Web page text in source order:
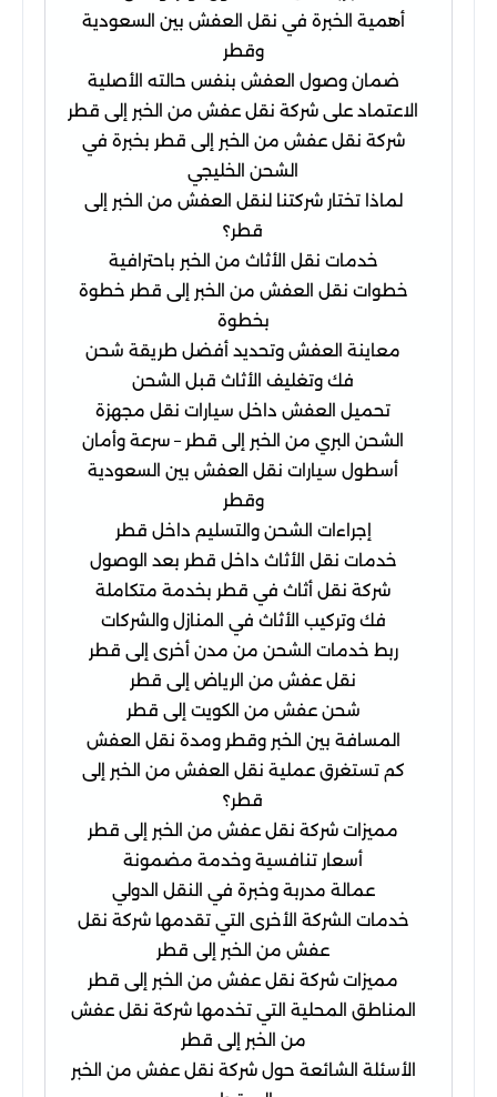
أهمية الخبرة في نقل العفش بين السعودية
وقطر
ضمان وصول العفش بنفس حالته الأصلية
الاعتماد على شركة نقل عفش من الخبر إلى قطر
شركة نقل عفش من الخبر إلى قطر بخبرة في
الشحن الخليجي
لماذا تختار شركتنا لنقل العفش من الخبر إلى
قطر؟
خدمات نقل الأثاث من الخبر باحترافية
خطوات نقل العفش من الخبر إلى قطر خطوة
بخطوة
معاينة العفش وتحديد أفضل طريقة شحن
فك وتغليف الأثاث قبل الشحن
تحميل العفش داخل سيارات نقل مجهزة
الشحن البري من الخبر إلى قطر – سرعة وأمان
أسطول سيارات نقل العفش بين السعودية
وقطر
إجراءات الشحن والتسليم داخل قطر
خدمات نقل الأثاث داخل قطر بعد الوصول
شركة نقل أثاث في قطر بخدمة متكاملة
فك وتركيب الأثاث في المنازل والشركات
ربط خدمات الشحن من مدن أخرى إلى قطر
نقل عفش من الرياض إلى قطر
شحن عفش من الكويت إلى قطر
المسافة بين الخبر وقطر ومدة نقل العفش
كم تستغرق عملية نقل العفش من الخبر إلى
قطر؟
مميزات شركة نقل عفش من الخبر إلى قطر
أسعار تنافسية وخدمة مضمونة
عمالة مدربة وخبرة في النقل الدولي
خدمات الشركة الأخرى التي تقدمها شركة نقل
عفش من الخبر إلى قطر
مميزات شركة نقل عفش من الخبر إلى قطر
المناطق المحلية التي تخدمها شركة نقل عفش
من الخبر إلى قطر
الأسئلة الشائعة حول شركة نقل عفش من الخبر